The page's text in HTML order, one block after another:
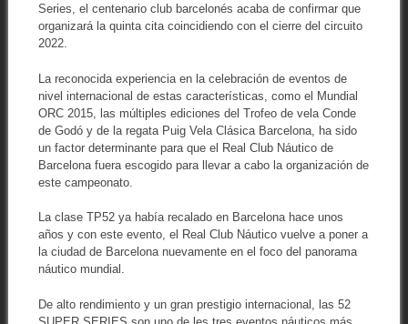
Series, el centenario club barcelonés acaba de confirmar que
organizará la quinta cita coincidiendo con el cierre del circuito
2022.
La reconocida experiencia en la celebración de eventos de
nivel internacional de estas características, como el Mundial
ORC 2015, las múltiples ediciones del Trofeo de vela Conde
de Godó y de la regata Puig Vela Clásica Barcelona, ha sido
un factor determinante para que el Real Club Náutico de
Barcelona fuera escogido para llevar a cabo la organización de
este campeonato.
La clase TP52 ya había recalado en Barcelona hace unos
años y con este evento, el Real Club Náutico vuelve a poner a
la ciudad de Barcelona nuevamente en el foco del panorama
náutico mundial.
De alto rendimiento y un gran prestigio internacional, las 52